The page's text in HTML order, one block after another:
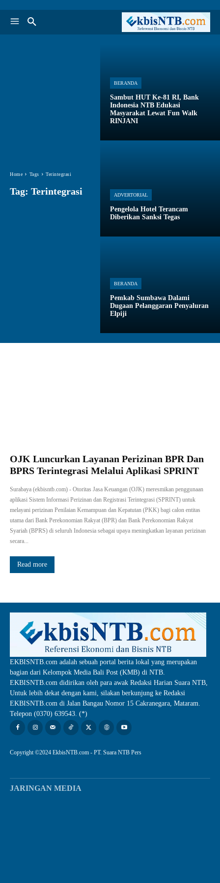
Home Tags Terintegrasi
Tag: Terintegrasi
BERANDA
Sambut HUT Ke-81 RI, Bank
Indonesia NTB Edukasi
Masyarakat Lewat Fun Walk
RINJANI
ADVERTORIAL
Pengelola Hotel Terancam
Diberikan Sanksi Tegas
BERANDA
Pemkab Sumbawa Dalami
Dugaan Pelanggaran Penyaluran
Elpiji
OJK Luncurkan Layanan Perizinan BPR Dan
BPRS Terintegrasi Melalui Aplikasi SPRINT
Surabaya (ekbisntb.com) - Otoritas Jasa Keuangan (OJK) meresmikan penggunaan
aplikasi Sistem Informasi Perizinan dan Registrasi Terintegrasi (SPRINT) untuk
melayani perizinan Penilaian Kemampuan dan Kepatutan (PKK) bagi calon entitas
utama dari Bank Perekonomian Rakyat (BPR) dan Bank Perekonomian Rakyat
Syariah (BPRS) di seluruh Indonesia sebagai upaya meningkatkan layanan perizinan
secara...
Read more
EKBISNTB.com adalah sebuah portal berita lokal yang merupakan
bagian dari Kelompok Media Bali Post (KMB) di NTB.
EKBISNTB.com didirikan oleh para awak Redaksi Harian Suara NTB,
Untuk lebih dekat dengan kami, silakan berkunjung ke Redaksi
EKBISNTB.com di Jalan Bangau Nomor 15 Cakranegara, Mataram.
Telepon (0370) 639543. (*)
Copyright ©2024 EkbisNTB.com - PT. Suara NTB Pers
JARINGAN MEDIA